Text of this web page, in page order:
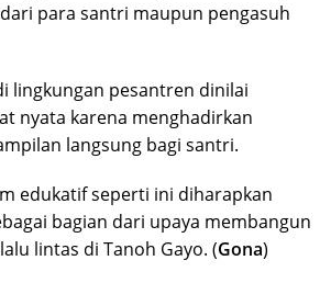
para santri maupun pengasuh
lingkungan pesantren dinilai
nyata karena menghadirkan
langsung bagi santri.
edukatif seperti ini diharapkan
bagian dari upaya membangun
lintas di Tanoh Gayo. (Gona)